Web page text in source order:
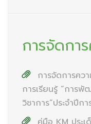
การจัดกา
การจัดการค
การเรียนรู้ “การ
วิชาการ”ประจำปีก